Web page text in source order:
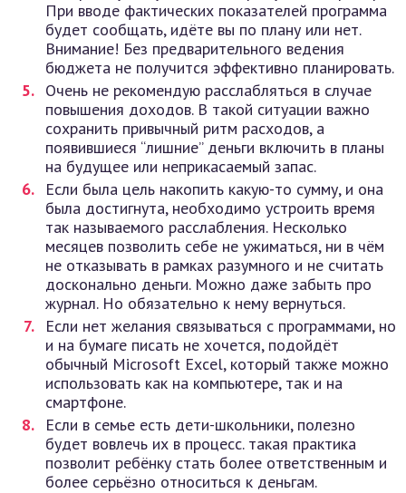
При вводе фактических показателей программа
будет сообщать, идёте вы по плану или нет.
Внимание! Без предварительного ведения
бюджета не получится эффективно планировать.
Очень не рекомендую расслабляться в случае
повышения доходов. В такой ситуации важно
сохранить привычный ритм расходов, а
появившиеся “лишние” деньги включить в планы
на будущее или неприкасаемый запас.
Если была цель накопить какую-то сумму, и она
была достигнута, необходимо устроить время
так называемого расслабления. Несколько
месяцев позволить себе не ужиматься, ни в чём
не отказывать в рамках разумного и не считать
досконально деньги. Можно даже забыть про
журнал. Но обязательно к нему вернуться.
Если нет желания связываться с программами, но
и на бумаге писать не хочется, подойдёт
обычный Microsoft Excel, который также можно
использовать как на компьютере, так и на
смартфоне.
Если в семье есть дети-школьники, полезно
будет вовлечь их в процесс. такая практика
позволит ребёнку стать более ответственным и
более серьёзно относиться к деньгам.